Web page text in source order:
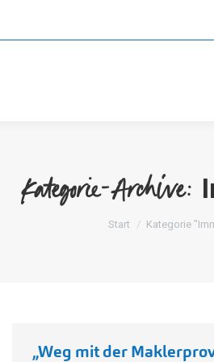
Kategorie-Archive:
Sie befinden sich
Start Kategorie
„Weg mit der